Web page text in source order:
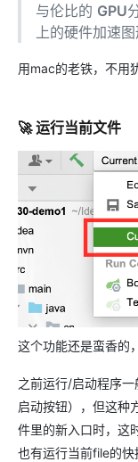
与伦比的 GPU
上的硬件加速
用mac的老铁，不用
🚀 运行当前文件
这个功能还是蛮香的
之前运行/启动程序一
启动按钮），但这种
件里的新入口时，这
也有运行当前file的快